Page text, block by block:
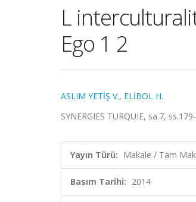
L
Ego 1 2
ASLIM YETİŞ V., ELİBOL H.
SYNERGIES TURQUIE, sa.7,
Yayın Türü: Makale / Tam
Basım Tarihi: 2014